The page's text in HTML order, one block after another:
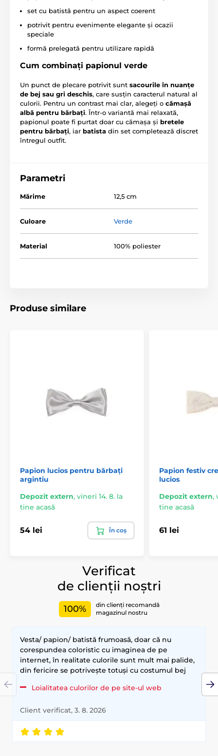
set cu batistă pentru un aspect coerent
potrivit pentru evenimente elegante și ocazii
speciale
formă prelegată pentru utilizare rapidă
Cum combinați papionul verde
Un punct de plecare potrivit sunt sacourile în nuanțe
de bej sau gri deschis, care susțin caracterul natural al
culorii. Pentru un contrast mai clar, alegeți o cămașă
albă pentru bărbați. Într-o variantă mai relaxată,
papionul poate fi purtat doar cu cămașa și bretele
pentru bărbați, iar batista din set completează discret
întregul outfit.
Parametri
Mărime 12,5 cm
Culoare Verde
Material 100% poliester
Produse similare
Papion lucios pentru bărbați
argintiu
Depozit extern, vineri 14. 8. la
tine acasă
54 lei În coș
Papion festiv
lucios
Depozit extern,
tine acasă
61 lei
Verificat
de clienții noștri
100%
din clienți recomandă
magazinul nostru
Vesta/ papion/ batistă frumoasă, doar că nu
corespundea coloristic cu imaginea de pe
internet, în realitate culorile sunt mult mai palide,
din fericire se potrivește totuși cu costumul bej
Loialitatea culorilor de pe site-ul web
Client verificat, 3. 8. 2026